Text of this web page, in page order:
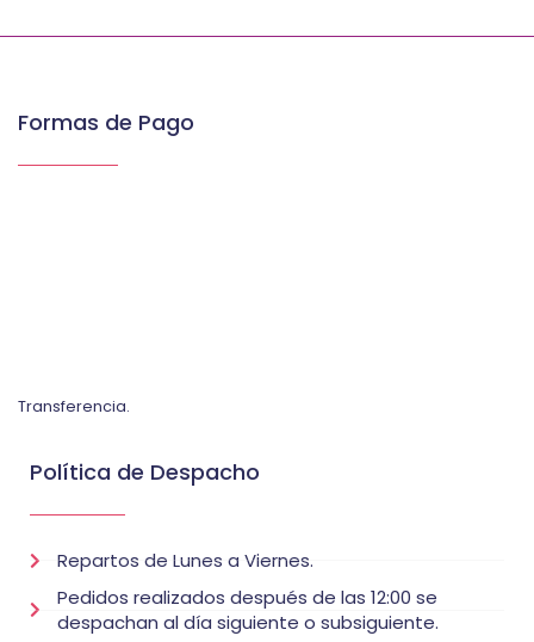
Formas de Pago
Transferencia.
Política de Despacho
Repartos de Lunes a Viernes.
Pedidos realizados después de las 12:00 se
despachan al día siguiente o subsiguiente.